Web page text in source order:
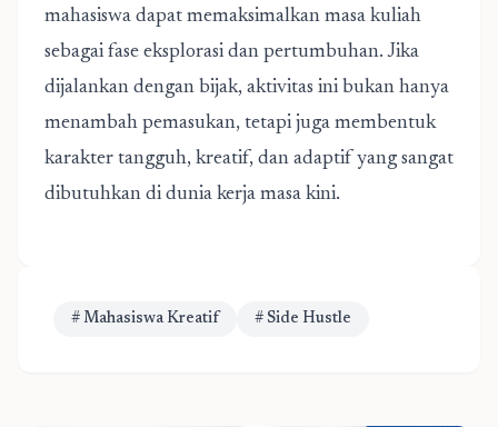
mahasiswa dapat memaksimalkan masa kuliah
sebagai fase eksplorasi dan pertumbuhan. Jika
dijalankan dengan bijak, aktivitas ini bukan hanya
menambah pemasukan, tetapi juga membentuk
karakter tangguh, kreatif, dan adaptif yang sangat
dibutuhkan di dunia kerja masa kini.
# Mahasiswa Kreatif # Side Hustle